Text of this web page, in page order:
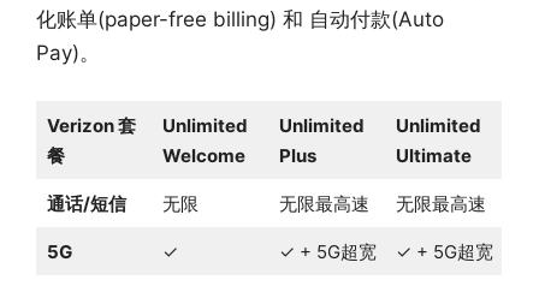
化账单(paper-free billing) 和 自动付款(Auto
Pay)。
Verizon 套
餐
Unlimited
Welcome
Unlimited
Plus
Unlimited
Ultimate
通话/短信 无限 无限最高速 无限最高速
5G ✓ ✓ + 5G超宽 ✓ + 5G超宽